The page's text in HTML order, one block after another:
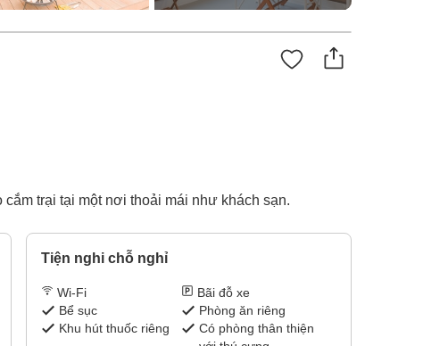
trại tại một nơi thoải mái như khách sạn.
Tiện nghi chỗ nghỉ
Wi-Fi
Bãi đỗ xe
Bể sục
Phòng ăn riêng
Khu hút thuốc riêng
Có phòng thân thiện